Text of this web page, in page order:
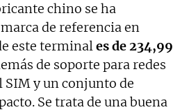
chino se ha
de referencia en
este terminales de 234,99
de soporte para redes
SIM y un conjunto de
Se trata de una buena